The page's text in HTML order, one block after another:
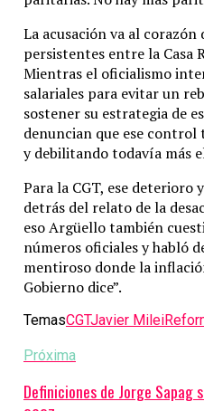
La acusación va al corazón
persistentes entre la Casa
Mientras el oficialismo
salariales para evitar un
sostener su estrategia de
denuncian que ese
y debilitando todavía más
Para la CGT, ese deterioro
detrás del relato de la
eso Argüello también
números oficiales y habló
mentiroso donde la
Gobierno dice”.
TemasCGTJavier Milei
Próxima
Definiciones de Jorge Sapag